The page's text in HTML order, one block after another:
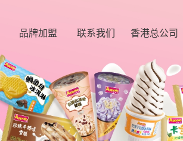
品牌加盟 联系我们
香港公司
诚聘英才
客户留言
香港总公司